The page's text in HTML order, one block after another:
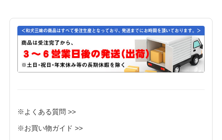
※よくある質問 >>
※お買い物ガイド >>